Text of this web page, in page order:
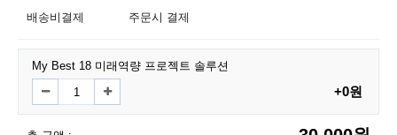
배송비결제
주문시 결제
My Best 18 미래역량 프로젝트 솔루션
+0원